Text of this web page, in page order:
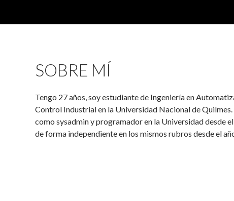
SOBRE MÍ
Tengo 27 años, soy estudiante de Ingeniería en
Control Industrial en la Universidad Nacional de
como sysadmin y programador en la Universidad desde
de forma independiente en los mismos rubros desde el